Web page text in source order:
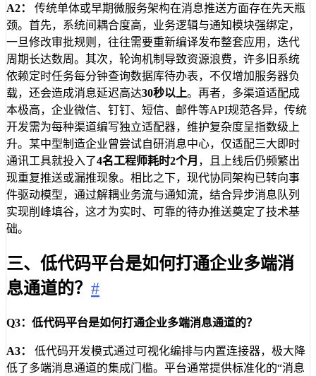
A2：
传统单体或早期微服务架构在消息推送方面存在先天瓶
颈。首先，系统间耦合度高，业务逻辑与通知模块强绑定，
一旦修改审批规则，往往需要重新编译发布整套应用，迭代
周期长达数周。其次，轮询机制导致资源浪费，许多旧系统
依赖定时任务每分钟查询数据库待办表，不仅增加服务器负
载，还会造成消息延迟高达30秒以上。再者，多渠道适配成
本极高，企业微信、钉钉、短信、邮件等API规范各异，传统
开发需为每种渠道编写独立适配器，维护复杂度呈指数级上
升。某中型制造企业曾尝试自研消息中心，仅适配三大即时
通讯工具就投入了4名工程师耗时2个月 ，且上线后仍频繁出
现重复推送或漏推现象。相比之下，现代协同架构已转向事
件驱动模型，通过解耦业务流与通知流，结合异步消息队列
实现削峰填谷，这才为实时、可靠的待办推送奠定了技术基
础。
三、低代码平台是如何打通企业多端消
息通道的？ #
Q3：低代码平台是如何打通企业多端消息通道的？
A3：
低代码开发模式通过可视化编排与内置连接器，极大降
低了多端消息通道的集成门槛。平台通常提供标准化的“消息